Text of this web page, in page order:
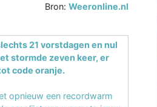
Bron:Weeronline.nl
21 vorstdagen en nul
stormde zeven keer, er
code oranje.
opnieuw een recordwarm